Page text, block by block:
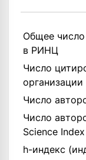
Общее число
в РИНЦ
Число
Число
Число
Science Index
h-индекс